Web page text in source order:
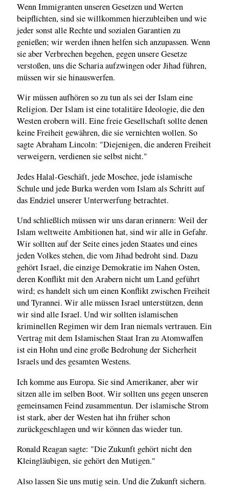
Wenn Immigranten unseren Gesetzen und Werten
beipflichten, sind sie willkommen hierzubleiben und wie
jeder sonst alle Rechte und sozialen Garantien zu
genießen; wir werden ihnen helfen sich anzupassen. Wenn
sie aber Verbrechen begehen, gegen unsere Gesetze
verstoßen, uns die Scharia aufzwingen oder Jihad führen,
müssen wir sie hinauswerfen.
Wir müssen aufhören so zu tun als sei der Islam eine
Religion. Der Islam ist eine totalitäre Ideologie, die den
Westen erobern will. Eine freie Gesellschaft sollte denen
keine Freiheit gewähren, die sie vernichten wollen. So
sagte Abraham Lincoln: "Diejenigen, die anderen Freiheit
verweigern, verdienen sie selbst nicht."
Jedes Halal-Geschäft, jede Moschee, jede islamische
Schule und jede Burka werden vom Islam als Schritt auf
das Endziel unserer Unterwerfung betrachtet.
Und schließlich müssen wir uns daran erinnern: Weil der
Islam weltweite Ambitionen hat, sind wir alle in Gefahr.
Wir sollten auf der Seite eines jeden Staates und eines
jeden Volkes stehen, die vom Jihad bedroht sind. Dazu
gehört Israel, die einzige Demokratie im Nahen Osten,
deren Konflikt mit den Arabern nicht um Land geführt
wird; es handelt sich um einen Konflikt zwischen Freiheit
und Tyrannei. Wir alle müssen Israel unterstützen, denn
wir sind alle Israel. Und wir sollten islamischen
kriminellen Regimen wir dem Iran niemals vertrauen. Ein
Vertrag mit dem Islamischen Staat Iran zu Atomwaffen
ist ein Hohn und eine große Bedrohung der Sicherheit
Israels und des gesamten Westens.
Ich komme aus Europa. Sie sind Amerikaner, aber wir
sitzen alle im selben Boot. Wir sollten uns gegen unseren
gemeinsamen Feind zusammentun. Der islamische Strom
ist stark, aber der Westen hat ihn früher schon
zurückgeschlagen und wir können das wieder tun.
Ronald Reagan sagte: "Die Zukunft gehört nicht den
Kleingläubigen, sie gehört den Mutigen."
Also lassen Sie uns mutig sein. Und die Zukunft sichern.